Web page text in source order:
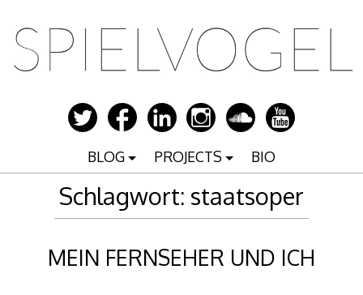
Inhalt
springen
BLOG PROJECTS BIO
Schlagwort: staatsoper
MEIN FERNSEHER UND ICH